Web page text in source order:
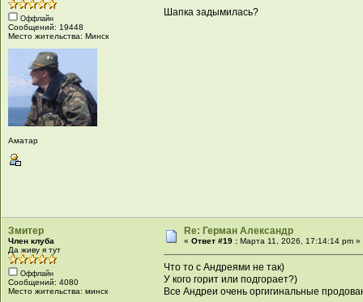
Оффлайн
Сообщений: 19448
Место жительства: Минск
Аматар
Шапка задымилась?
Змитер
Член клуба
Да живу я тут
Оффлайн
Сообщений: 4080
Место жительства: минск
Re: Герман Александр
«Ответ #19 : Марта 11, 2026, 17:14:14 pm »
Что то с Андреями не так)
У кого горит или подгорает?)
Все Андреи очень оргигинальные